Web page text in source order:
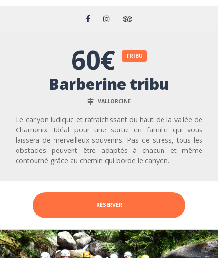
RÉSERVER
60€ TRIBU
Barberine tribu
VALLORCINE
Le canyon ludique et rafraichissant du haut de la vallée de
Chamonix. Idéal pour une sortie en famille qui vous
laissera de merveilleux souvenirs. Pas de stress, tous les
obstacles peuvent être adaptés à chacun et même
contourné grâce au chemin qui borde le canyon.